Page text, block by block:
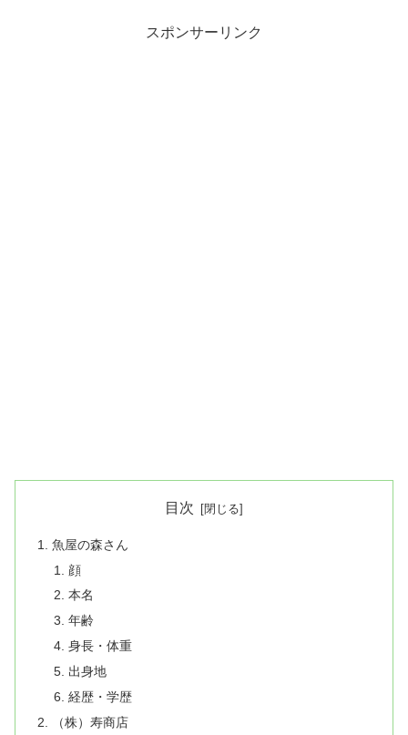
スポンサーリンク
目次
魚屋の森さん
顔
本名
年齢
身長・体重
出身地
経歴・学歴
（株）寿商店